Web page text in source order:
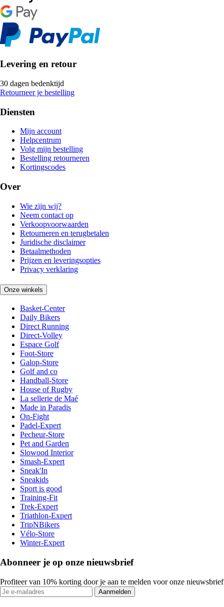
Levering en retour
30 dagen bedenktijd
Retourneer je bestelling
Diensten
Mijn account
Helpcentrum
Volg mijn bestelling
Bestelling retourneren
Kortingscodes
Over
Wie zijn wij?
Neem contact op
Verkoopvoorwaarden
Retourneren en terugbetalen
Juridische disclaimer
Betaalmethoden
Prijzen en leveringsopties
Privacy verklaring
Onze winkels
Basket-Center
Daily Bikers
Direct Running
Direct-Volley
Espace Golf
Foot-Store
Galop-Store
Golf and co
Handball-Store
House of Rugby
La sellerie de Maé
Made in Paradis
On-Fight
Padel-Expert
Pecheur-Store
Pet and Garden
Slowood Interior
Smash-Expert
Sneak'In
Sneakids
Sport is good
Training-Fit
Trek-Expert
Triathlon-Expert
TripNBikers
Vélo-Store
Winter-Expert
Abonneer je op onze nieuwsbrief
Profiteer van 10% korting door je aan te melden voor onze nieuwsbrief
Aanmelden